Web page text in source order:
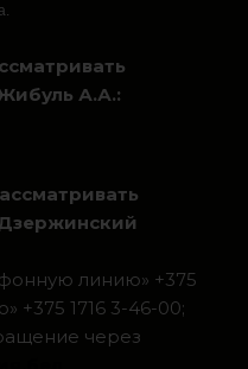
А.А.:
линию» +375
+375 1716 3-46-00;
через